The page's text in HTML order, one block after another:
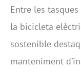
Entre les
la bicicleta
sostenible
manteniment